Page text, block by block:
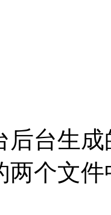
后台生
两个文件